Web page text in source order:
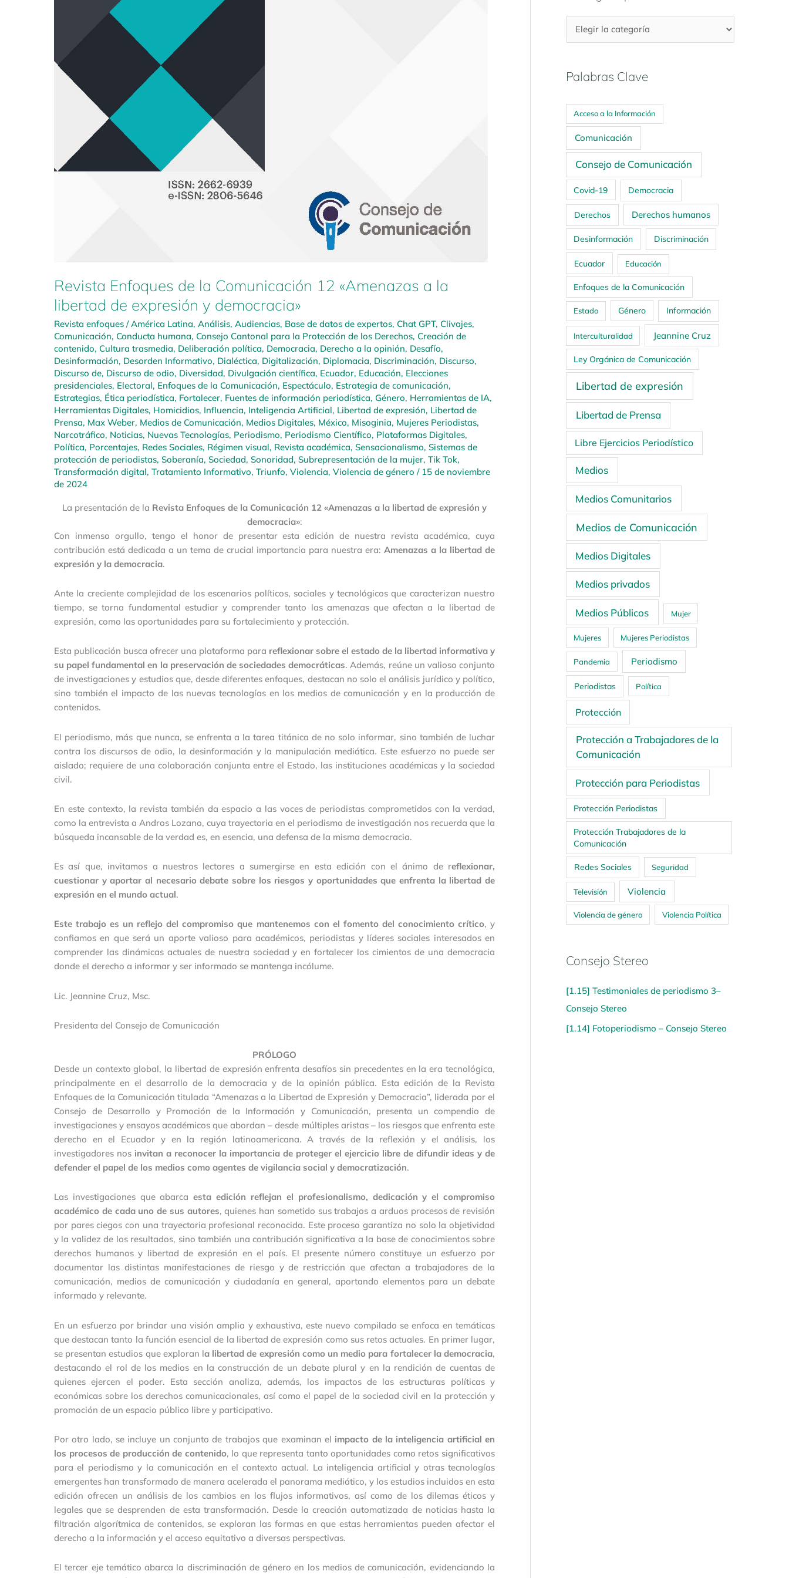
Revista Enfoques de la Comunicación 12 «Amenazas a la
libertad de expresión y democracia»
Revista enfoques /América Latina, Análisis, Audiencias, Base de datos de expertos, Chat GPT, Clivajes,
Comunicación, Conducta humana, Consejo Cantonal para la Protección de los Derechos, Creación de
contenido, Cultura trasmedia, Deliberación política, Democracia, Derecho a la opinión, Desafío,
Desinformación, Desorden Informativo, Dialéctica, Digitalización, Diplomacia, Discriminación, Discurso,
Discurso de, Discurso de odio, Diversidad, Divulgación científica, Ecuador, Educación, Elecciones
presidenciales, Electoral, Enfoques de la Comunicación, Espectáculo, Estrategia de comunicación,
Estrategias, Ética periodística, Fortalecer, Fuentes de información periodística, Género, Herramientas de IA,
Herramientas Digitales, Homicidios, Influencia, Inteligencia Artificial, Libertad de expresión, Libertad de
Prensa, Max Weber, Medios de Comunicación, Medios Digitales, México, Misoginia, Mujeres Periodistas,
Narcotráfico, Noticias, Nuevas Tecnologías, Periodismo, Periodismo Científico, Plataformas Digitales,
Política, Porcentajes, Redes Sociales, Régimen visual, Revista académica, Sensacionalismo, Sistemas de
protección de periodistas, Soberanía, Sociedad, Sonoridad, Subrepresentación de la mujer, Tik Tok,
Transformación digital, Tratamiento Informativo, Triunfo, Violencia, Violencia de género / 15 de noviembre
de 2024
La presentación de la Revista Enfoques de la Comunicación 12 «Amenazas a la libertad de expresión y
democracia»:
Con inmenso orgullo, tengo el honor de presentar esta edición de nuestra revista académica, cuya
contribución está dedicada a un tema de crucial importancia para nuestra era: Amenazas a la libertad de
expresión y la democracia.
Ante la creciente complejidad de los escenarios políticos, sociales y tecnológicos que caracterizan nuestro
tiempo, se torna fundamental estudiar y comprender tanto las amenazas que afectan a la libertad de
expresión, como las oportunidades para su fortalecimiento y protección.
Esta publicación busca ofrecer una plataforma para reflexionar sobre el estado de la libertad informativa y
su papel fundamental en la preservación de sociedades democráticas. Además, reúne un valioso conjunto
de investigaciones y estudios que, desde diferentes enfoques, destacan no solo el análisis jurídico y político,
sino también el impacto de las nuevas tecnologías en los medios de comunicación y en la producción de
contenidos.
El periodismo, más que nunca, se enfrenta a la tarea titánica de no solo informar, sino también de luchar
contra los discursos de odio, la desinformación y la manipulación mediática. Este esfuerzo no puede ser
aislado; requiere de una colaboración conjunta entre el Estado, las instituciones académicas y la sociedad
civil.
En este contexto, la revista también da espacio a las voces de periodistas comprometidos con la verdad,
como la entrevista a Andros Lozano, cuya trayectoria en el periodismo de investigación nos recuerda que la
búsqueda incansable de la verdad es, en esencia, una defensa de la misma democracia.
Es así que, invitamos a nuestros lectores a sumergirse en esta edición con el ánimo de reflexionar,
cuestionar y aportar al necesario debate sobre los riesgos y oportunidades que enfrenta la libertad de
expresión en el mundo actual.
Este trabajo es un reflejo del compromiso que mantenemos con el fomento del conocimiento crítico, y
confiamos en que será un aporte valioso para académicos, periodistas y líderes sociales interesados en
comprender las dinámicas actuales de nuestra sociedad y en fortalecer los cimientos de una democracia
donde el derecho a informar y ser informado se mantenga incólume.
Lic. Jeannine Cruz, Msc.
Presidenta del Consejo de Comunicación
PRÓLOGO
Desde un contexto global, la libertad de expresión enfrenta desafíos sin precedentes en la era tecnológica,
principalmente en el desarrollo de la democracia y de la opinión pública. Esta edición de la Revista
Enfoques de la Comunicación titulada “Amenazas a la Libertad de Expresión y Democracia”, liderada por el
Consejo de Desarrollo y Promoción de la Información y Comunicación, presenta un compendio de
investigaciones y ensayos académicos que abordan – desde múltiples aristas – los riesgos que enfrenta este
derecho en el Ecuador y en la región latinoamericana. A través de la reflexión y el análisis, los
investigadores nos invitan a reconocer la importancia de proteger el ejercicio libre de difundir ideas y de
defender el papel de los medios como agentes de vigilancia social y democratización.
Las investigaciones que abarcaesta edición reflejan el profesionalismo, dedicación y el compromiso
académico de cada uno de sus autores, quienes han sometido sus trabajos a arduos procesos de revisión
por pares ciegos con una trayectoria profesional reconocida. Este proceso garantiza no solo la objetividad
y la validez de los resultados, sino también una contribución significativa a la base de conocimientos sobre
derechos humanos y libertad de expresión en el país. El presente número constituye un esfuerzo por
documentar las distintas manifestaciones de riesgo y de restricción que afectan a trabajadores de la
comunicación, medios de comunicación y ciudadanía en general, aportando elementos para un debate
informado y relevante.
En un esfuerzo por brindar una visión amplia y exhaustiva, este nuevo compilado se enfoca en temáticas
que destacan tanto la función esencial de la libertad de expresión como sus retos actuales. En primer lugar,
se presentan estudios que exploran la libertad de expresión como un medio para fortalecer la democracia,
destacando el rol de los medios en la construcción de un debate plural y en la rendición de cuentas de
quienes ejercen el poder. Esta sección analiza, además, los impactos de las estructuras políticas y
económicas sobre los derechos comunicacionales, así como el papel de la sociedad civil en la protección y
promoción de un espacio público libre y participativo.
Por otro lado, se incluye un conjunto de trabajos que examinan el impacto de la inteligencia artificial en
los procesos de producción de contenido, lo que representa tanto oportunidades como retos significativos
para el periodismo y la comunicación en el contexto actual. La inteligencia artificial y otras tecnologías
emergentes han transformado de manera acelerada el panorama mediático, y los estudios incluidos en esta
edición ofrecen un análisis de los cambios en los flujos informativos, así como de los dilemas éticos y
legales que se desprenden de esta transformación. Desde la creación automatizada de noticias hasta la
filtración algorítmica de contenidos, se exploran las formas en que estas herramientas pueden afectar el
derecho a la información y el acceso equitativo a diversas perspectivas.
El tercer eje temático abarca la discriminación de género en los medios de comunicación, evidenciando la
Palabras Clave
Acceso a la Información
Comunicación
Consejo de Comunicación
Covid-19 Democracia
Derechos Derechos humanos
Desinformación Discriminación
Ecuador Educación
Enfoques de la Comunicación
Estado Género Información
Interculturalidad Jeannine Cruz
Ley Orgánica de Comunicación
Libertad de expresión
Libertad de Prensa
Libre Ejercicios Periodístico
Medios
Medios Comunitarios
Medios de Comunicación
Medios Digitales
Medios privados
Medios Públicos Mujer
Mujeres Mujeres Periodistas
Pandemia Periodismo
Periodistas Política
Protección
Protección a Trabajadores de la
Comunicación
Protección para Periodistas
Protección Periodistas
Protección Trabajadores de la
Comunicación
Redes Sociales Seguridad
Televisión Violencia
Violencia de género Violencia Política
Consejo Stereo
[1.15] Testimoniales de periodismo 3–
Consejo Stereo
[1.14] Fotoperiodismo – Consejo Stereo